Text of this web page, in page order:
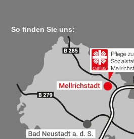
So finden Sie uns: